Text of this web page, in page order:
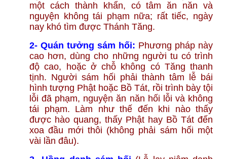
một cách thành khẩn, có tâm ăn năn và
nguyện không tái phạm nữa; rất tiếc, ngày
nay khó tìm được Thánh Tăng.
2- Quán tưởng sám hối: Phương pháp này
cao hơn, dùng cho những người tu có trình
độ cao, hoặc ở chỗ không có Tăng thanh
tịnh. Người sám hối phải thành tâm lễ bái
hình tượng Phật hoặc Bồ Tát, rồi trình bày tội
lỗi đã phạm, nguyện ăn năn hối lỗi và không
tái phạm. Làm như thế đến khi nào thấy
được hào quang, thấy Phật hay Bồ Tát đến
xoa đầu mới thôi (không phải sám hối một
vài lần đâu).